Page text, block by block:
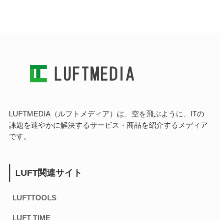
LUFTMEDIA（ルフトメディア）は、空を飛ぶように、ITの
課題を速やかに解決するサービス・商品を紹介するメディア
です。
LUFT関連サイト
LUFTTOOLS
LUFT TIME